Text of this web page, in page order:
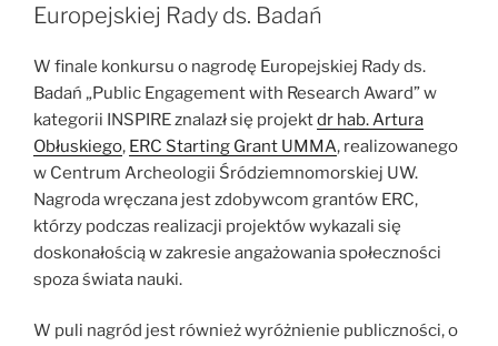
Europejskiej Rady ds. Badań
W finale konkursu o nagrodę Europejskiej Rady ds.
Badań „Public Engagement with Research Award” w
kategorii INSPIRE znalazł się projektdr hab. Artura
Obłuskiego, ERC Starting Grant UMMA, realizowanego
w Centrum Archeologii Śródziemnomorskiej UW.
Nagroda wręczana jest zdobywcom grantów ERC,
którzy podczas realizacji projektów wykazali się
doskonałością w zakresie angażowania społeczności
spoza świata nauki.
W puli nagród jest również wyróżnienie publiczności, o